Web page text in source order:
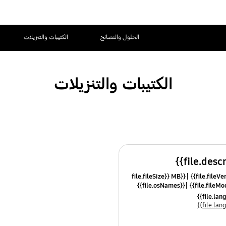
الحلول والنصائح الكتيبات والتنزيلات
الكتيبات والتنزيلات
{{file.fileSize}} MB
{{file.osNames}}